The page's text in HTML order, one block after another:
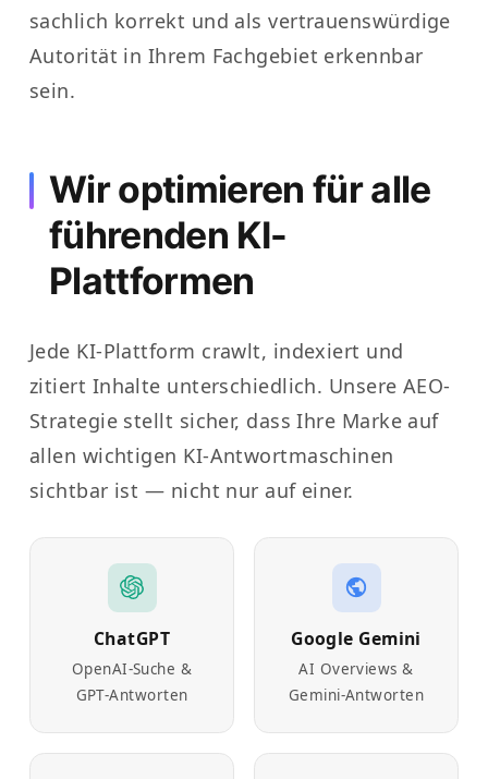
sachlich korrekt und als vertrauenswürdige
Autorität in Ihrem Fachgebiet erkennbar
sein.
Wir optimieren für alle
führenden KI-
Plattformen
Jede KI-Plattform crawlt, indexiert und
zitiert Inhalte unterschiedlich. Unsere AEO-
Strategie stellt sicher, dass Ihre Marke auf
allen wichtigen KI-Antwortmaschinen
sichtbar ist — nicht nur auf einer.
ChatGPT
OpenAI-Suche &
GPT-Antworten
Google Gemini
AI Overviews &
Gemini-Antworten